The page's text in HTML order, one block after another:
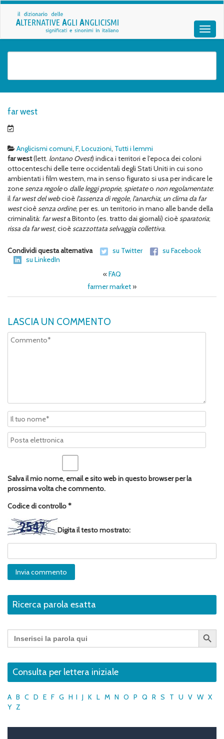
far west
Anglicismi comuni, F, Locuzioni, Tutti i lemmi
far west(lett. lontano Ovest) indica i territori e l’epoca dei coloni
ottocenteschi delle terre occidentali degli Stati Uniti in cui sono
ambientati i film western, ma in senso figurato si usa per indicare le
zonesenza regoleo dalle leggi proprie, spietateo non regolamentate:
il far west del webcioè l’assenza di regole, l’anarchia; un clima da far
westcioèsenza ordine, per es. un territorio in mano alle bande della
criminalità: far westa Bitonto (es. tratto dai giornali) cioèsparatoria;
rissa da far west, cioèscazzottata selvaggia collettiva.
Condividi questa alternativa su Twitter
su Facebook
su LinkedIn
«FAQ
farmer market»
LASCIA UN COMMENTO
Salva il mio nome, email e sito web in questo browser per la
prossima volta che commento.
Codice di controllo*
Digita il testo mostrato:
Ricerca parola esatta
Search
for:
Search Button
Consulta per lettera iniziale
A B C D E F G H I J K L M N O P Q R S T U V W X
Y Z